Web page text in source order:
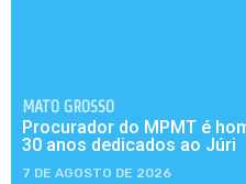
MATO GROSSO
Procurador do MPMT é
30 anos dedicados ao Júri
7 DE AGOSTO DE 2026